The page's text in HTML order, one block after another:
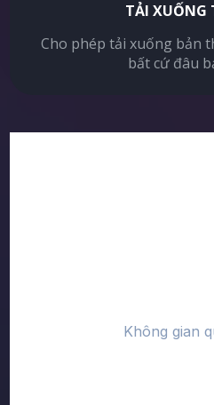
TẢI XUỐNG
Cho phép tải xuống bản
bất cứ đâu